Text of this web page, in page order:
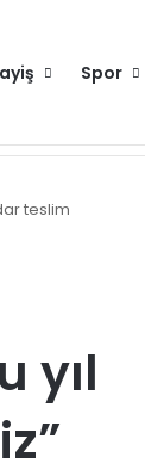
Spor
teslim
yıl